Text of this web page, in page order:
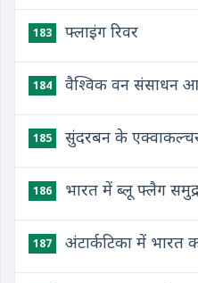
183 फ्लाइंग रिवर
184 वैश्विक वन संसाधन
185 सुंदरबन के
186 भारत में ब्लू फ्लैग
187 अंटार्कटिका में भारत